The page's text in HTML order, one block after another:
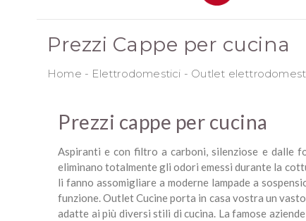
Prezzi Cappe per cucina
Home - Elettrodomestici - Outlet
Prezzi cappe per cucina
Aspiranti e con filtro a carboni, silenziose e dalle
eliminano totalmente gli odori emessi durante la
li fanno assomigliare a moderne lampade a
funzione. Outlet Cucine porta in casa vostra un
adatte ai più diversi stili di cucina. La famose